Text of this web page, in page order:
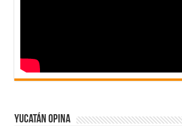
Yucatán Opina